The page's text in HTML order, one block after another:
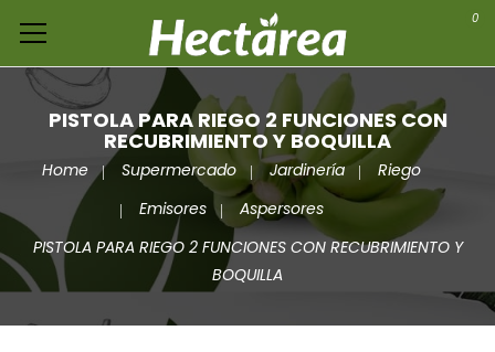
0
PISTOLA PARA RIEGO 2 FUNCIONES CON
RECUBRIMIENTO Y BOQUILLA
Home Supermercado Jardinería
Riego
Emisores
Aspersores
PISTOLA PARA RIEGO 2 FUNCIONES CON RECUBRIMIENTO Y
BOQUILLA